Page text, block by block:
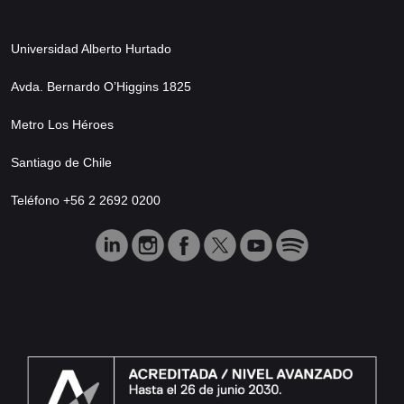
Universidad Alberto Hurtado
Avda. Bernardo O’Higgins 1825
Metro Los Héroes
Santiago de Chile
Teléfono +56 2 2692 0200